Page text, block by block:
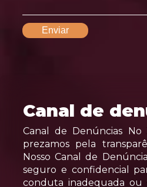
Canal de
Canal de Denúncias No
prezamos pela
Nosso Canal de
seguro e confidencial
conduta inadequada ou